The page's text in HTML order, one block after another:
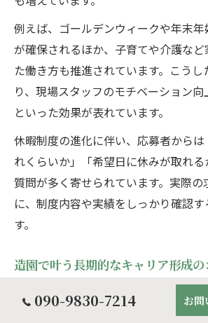
例えば、ゴールデンウィークや年末
が確保されるほか、子育てや介護な
た働き方も推進されています。こうし
り、現場スタッフのモチベーション
といった効果が表れています。
休暇制度の進化に伴い、応募者から
れくらいか」「希望日に休みが取れ
質問が多く寄せられています。実際
に、制度内容や実績をしっかり確認
す。
造園で叶う長期的なキャリア形成の
造園業界で長く安定して働くためには
重ねと資格取得が大きなポイントと
090-9830-7214 お問